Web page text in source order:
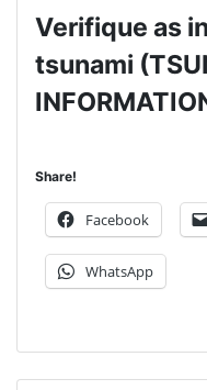
Verifique as
tsunami
Share!
Facebook
WhatsApp